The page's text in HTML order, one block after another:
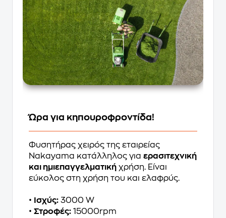
Ώρα για κηπουροφροντίδα!
Φυσητήρας χειρός της εταιρείας
Nakayama κατάλληλος για ερασιτεχνική
και ημιεπαγγελματική χρήση. Είναι
εύκολος στη χρήση του και ελαφρύς.
• Ισχύς: 3000 W
• Στροφές: 15000rpm